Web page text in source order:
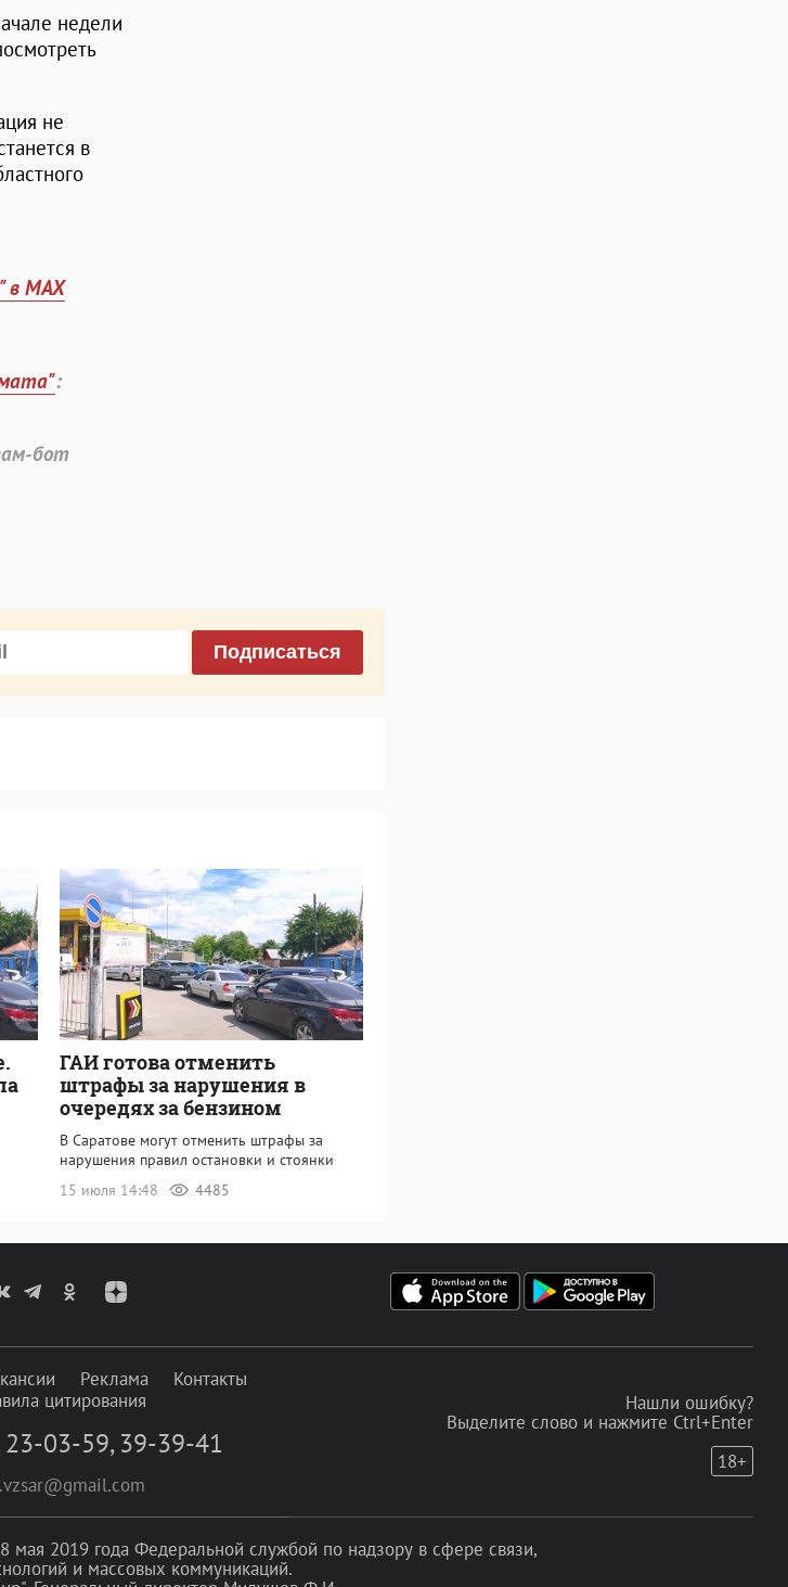
недели
не
в
в MAX
:
бот
Подписаться
ГАИ готова отменить
штрафы за нарушения в
очередях за бензином
В Саратове могут отменить штрафы за
нарушения правил остановки и стоянки
15 июля 14:48
4485
Реклама
Контакты
цитирования
23-03-59, 39-39-41
Нашли ошибку?
Выделите слово и нажмите Ctrl+Enter
18+
2019 года Федеральной службой по надзору в сфере связи,
и массовых коммуникаций.